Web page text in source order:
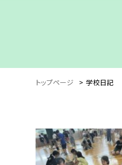
トップページ > 学校日記